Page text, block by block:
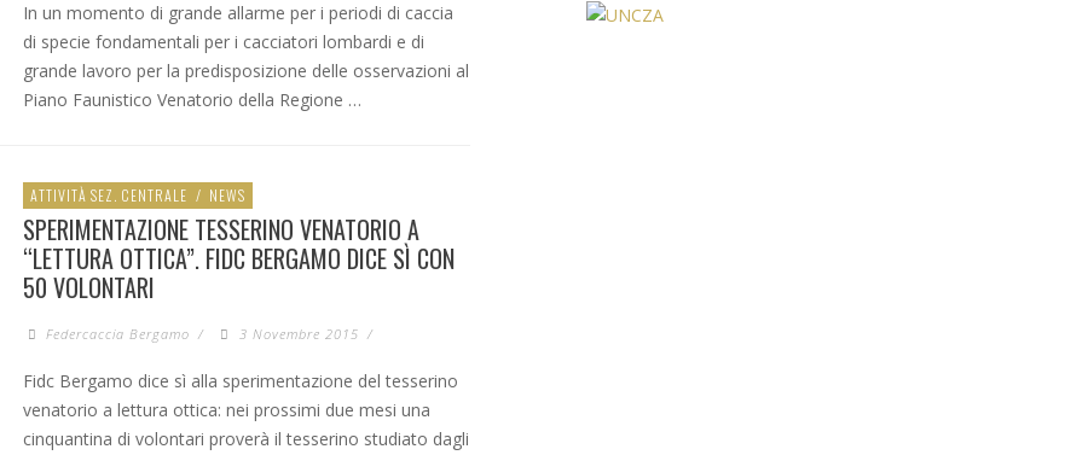
In un momento di grande allarme per i periodi di caccia
di specie fondamentali per i cacciatori lombardi e di
grande lavoro per la predisposizione delle osservazioni al
Piano Faunistico Venatorio della Regione …
ATTIVITÀ SEZ. CENTRALE / NEWS
SPERIMENTAZIONE TESSERINO VENATORIO A
“LETTURA OTTICA”. FIDC BERGAMO DICE SÌ CON
50 VOLONTARI
Federcaccia Bergamo / 3 Novembre 2015 /
Fidc Bergamo dice sì alla sperimentazione del tesserino
venatorio a lettura ottica: nei prossimi due mesi una
cinquantina di volontari proverà il tesserino studiato dagli